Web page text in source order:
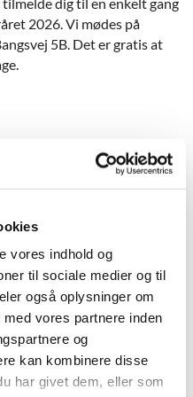
vores indhold og
til sociale medier og til
også oplysninger om
vores partnere inden
og
kan kombinere disse
har givet dem, eller som
2026. Vi mødes på
5B. Det er gratis at
15.30:
15.30:Gå til tilmelding
15.30: Gå til tilmelding
15.30:Gå til tilmelding